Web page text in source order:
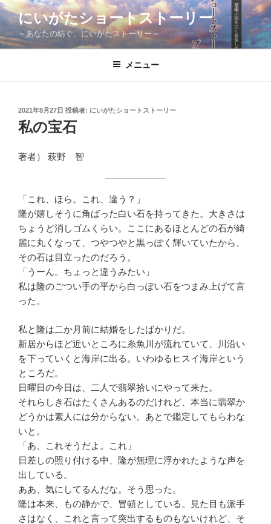
コ
ン
テ
ン
にいがたショートストーリー
～あなたの紡ぐ、にいがたストーリー～
メニュー
投
稿
日:
2021年8月27日 投稿者: にいがたショートストーリー
私の宝石
著者） 萩野 智
「これ、ほら。これ、違う？」
隆が嬉しそうに角ばった白い石を持ってきた。大きさは
ちょうど消しゴムくらい。ここにあるほとんどの石が綺
麗に丸くなって、つやつやと黒っぽく輝いていたから、
その石は目立ったのだろう。
「うーん。ちょっと違うみたい」
私は隆のごつい手の平から白っぽい石をつまみ上げて言
った。
私と隆は二か月前に結婚をしたばかりだ。
新居からほど近いところに糸魚川が流れていて、川沿い
を下っていくと海岸に出る。いわゆるヒスイ海岸という
ところだ。
日曜日の今日は、二人で翡翠拾いにやって来た。
それらしき石はたくさんあるのだけれど、本当に翡翠か
どうかは素人には分からない。あとで鑑定してもらわな
いと。
「あ、これそうだよ。これ」
日差しの照り付ける中、隆が無理に浮かれたような声を
出している。
ああ、気にしてるんだな。そう思った。
隆は本来、もの静かで、冒頓としている。見た目も派手
さはなく、これと言って突出するものもないけれど、そ